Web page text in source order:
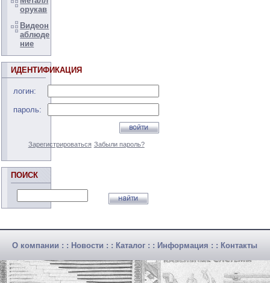
орукав
Видеон
аблюде
ние
ИДЕНТИФИКАЦИЯ
логин:
пароль:
Зарегистрироваться Забыли пароль?
ПОИСК
О компании : : Новости : : Каталог : : Информация : : Контакты